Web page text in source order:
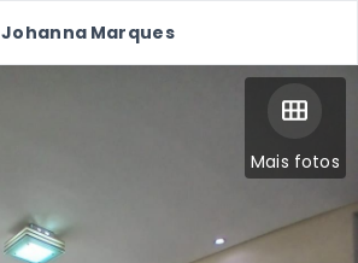
Johanna Marques
Mais fotos